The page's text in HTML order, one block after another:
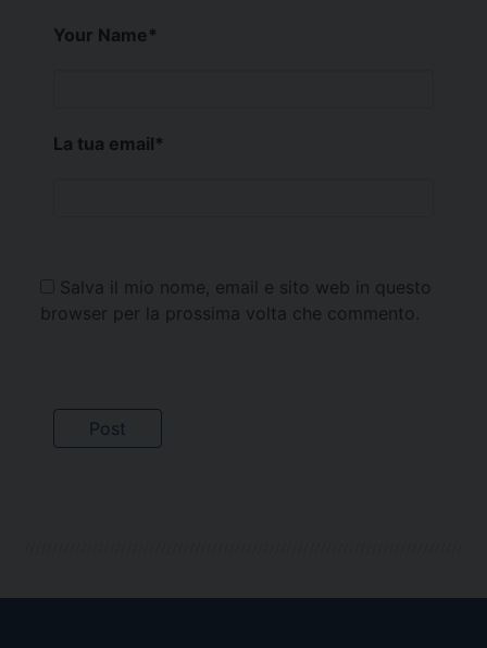
Your Name*
La tua email*
Salva il mio nome, email e sito web in questo
browser per la prossima volta che commento.